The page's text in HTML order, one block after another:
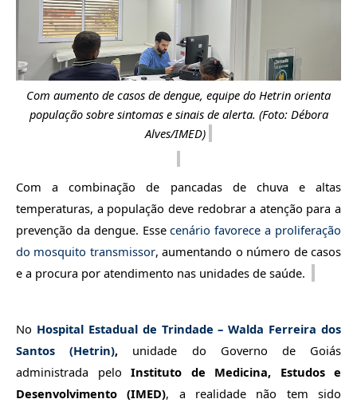
Com aumento de casos de dengue, equipe do Hetrin orienta
população sobre sintomas e sinais de alerta. (Foto: Débora
Alves/IMED)
Com a combinação de pancadas de chuva e altas
temperaturas, a população deve redobrar a atenção para a
prevenção da dengue. Essecenário favorece a proliferação
do mosquito transmissor, aumentando o número de casos
e a procura por atendimento nas unidades de saúde.
No Hospital Estadual de Trindade –Walda Ferreira dos
Santos (Hetrin), unidade do Governo de Goiás
administrada pelo Instituto de Medicina, Estudos e
Desenvolvimento (IMED), a realidade não tem sido